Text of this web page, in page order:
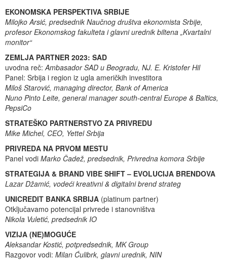
EKONOMSKA PERSPEKTIVA SRBIJE
Milojko Arsić, predsednik Naučnog društva ekonomista Srbije,
profesor Ekonomskog fakulteta i glavni urednik biltena „Kvartalni
monitor“
ZEMLJA PARTNER 2023: SAD
uvodna reč: Ambasador SAD u Beogradu, NJ. E. Kristofer Hil
Panel: Srbija i region iz ugla američkih investitora
Miloš Starović, managing director, Bank of America
Nuno Pinto Leite, general manager south-central Europe & Baltics,
PepsiCo
STRATEŠKO PARTNERSTVO ZA PRIVREDU
Mike Michel, CEO, Yettel Srbija
PRIVREDA NA PRVOM MESTU
Panel vodi Marko Čadež, predsednik, Privredna komora Srbije
STRATEGIJA & BRAND VIBE SHIFT – EVOLUCIJA BRENDOVA
Lazar Džamić, vodeći kreativni & digitalni brend strateg
UNICREDIT BANKA SRBIJA (platinum partner)
Otključavamo potencijal privrede i stanovništva
Nikola Vuletić, predsednik IO
VIZIJA (NE)MOGUĆE
Aleksandar Kostić, potpredsednik, MK Group
Razgovor vodi: Milan Ćulibrk, glavni urednik, NIN